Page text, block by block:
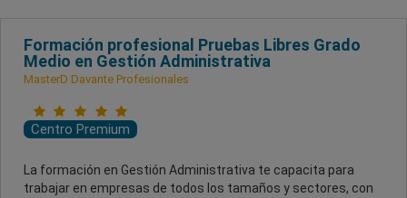
Formación profesional Pruebas Libres Grado
Medio en Gestión Administrativa
MasterD Davante Profesionales
Centro Premium
La formación en Gestión Administrativa te capacita para
trabajar en empresas de todos los tamaños y sectores, con